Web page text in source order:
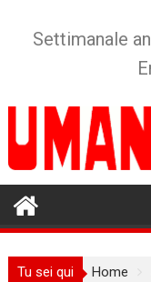
Settimanale
Tu sei qui Home